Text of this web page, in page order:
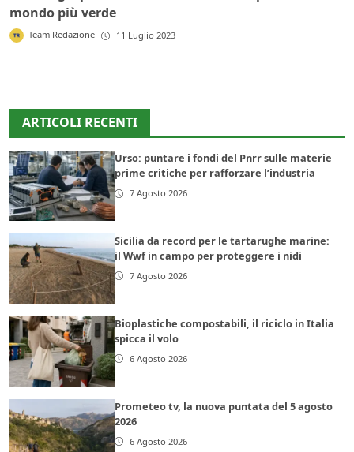
mondo più verde
Team Redazione 11 Luglio 2023
ARTICOLI RECENTI
Urso: puntare i fondi del Pnrr sulle materie
prime critiche per rafforzare l’industria
7 Agosto 2026
Sicilia da record per le tartarughe marine:
il Wwf in campo per proteggere i nidi
7 Agosto 2026
Bioplastiche compostabili, il riciclo in Italia
spicca il volo
6 Agosto 2026
Prometeo tv, la nuova puntata del 5 agosto
2026
6 Agosto 2026